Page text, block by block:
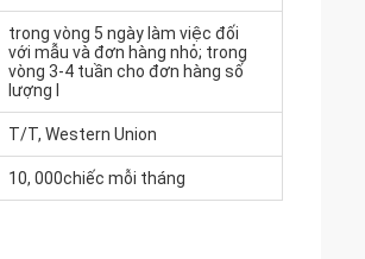
trong vòng 5 ngày làm việc đối
với mẫu và đơn hàng nhỏ; trong
vòng 3-4 tuần cho đơn hàng số
lượng l
T/T, Western Union
10, 000chiếc mỗi tháng